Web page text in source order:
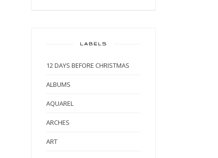
LABELS
12 DAYS BEFORE CHRISTMAS
ALBUMS
AQUAREL
ARCHES
ART